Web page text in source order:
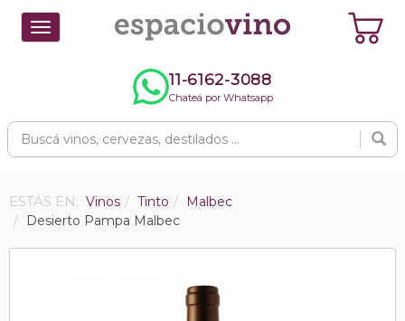
Toggle
navigation
11-6162-3088
Chateá por Whatsapp
ESTÁS EN: Vinos Tinto
Malbec
Desierto Pampa Malbec